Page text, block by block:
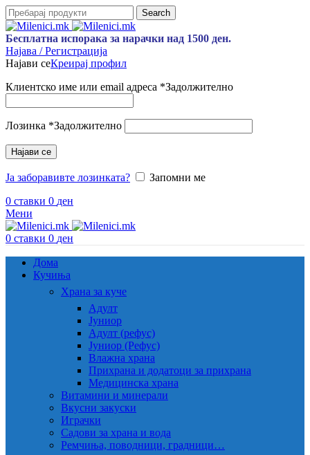
Search
Бесплатна испорака за нарачки над 1500 ден.
Најава / Регистрација
Најави сеКреирај профил
Клиентско име или email адреса *Задолжително
Лозинка *Задолжително
Најави се
Ја заборавивте лозинката?
Запомни ме
0 ставки 0 ден
Мени
0 ставки 0 ден
Дома
Кучиња
Храна за куче
Адулт
Јуниор
Адулт (рефус)
Јуниор (Рефус)
Влажна храна
Прихрана и додатоци за прихрана
Медицинска храна
Витамини и минерали
Вкусни закуски
Играчки
Садови за храна и вода
Ремчиња, поводници, градници…